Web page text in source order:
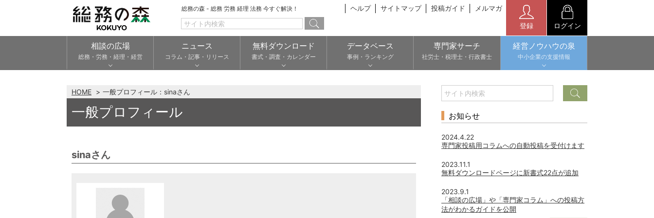
総務の森 - 総務 労務 経理 法務 今すぐ解決！ ヘルプ サイトマップ 投稿ガイド メルマガ
登録 ログイン
相談の広場
総務・労務・経理・経営
ニュース
コラム・記事・リリース
無料ダウンロード
書式・調査・カレンダー
データベース
事例・ランキング
専門家サーチ
社労士・税理士・行政書士
経営ノウハウの泉
中小企業の支援情報
HOME 一般プロフィール：sinaさん
一般プロフィール
sinaさん
お知らせ
2024.4.22
専門家投稿用コラムへの自動投稿を受付けます
2023.11.1
無料ダウンロードページに新書式22点が追加
2023.9.1
「相談の広場」や「専門家コラム」への投稿方
法がわかるガイドを公開